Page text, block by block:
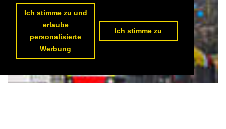
Ich stimme zu und
erlaube
personalisierte
Werbung
Ich stimme zu